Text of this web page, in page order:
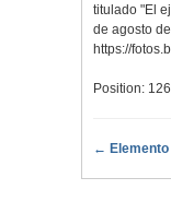
titulado "El
de agosto
https://
Position:
←